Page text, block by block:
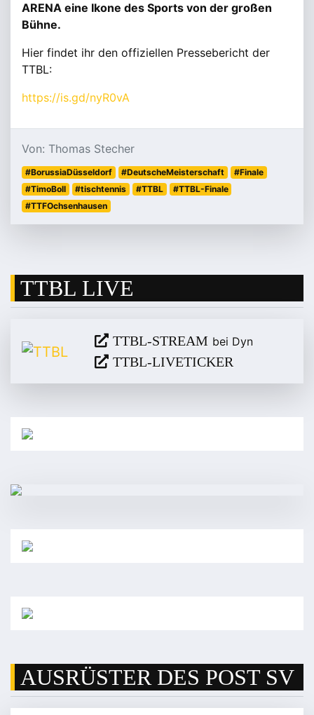
ARENA eine Ikone des Sports von der großen
Bühne.
Hier findet ihr den offiziellen Pressebericht der
TTBL:
https://is.gd/nyR0vA
Von: Thomas Stecher
#BorussiaDüsseldorf #DeutscheMeisterschaft
#Finale
#TimoBoll
#tischtennis #TTBL
#TTBL-Finale
#TTFOchsenhausen
TTBL LIVE
TTBL-STREAM bei Dyn
TTBL-LIVETICKER
AUSRÜSTER DES POST SV